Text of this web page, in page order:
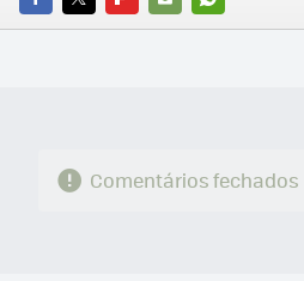
FACEBOOK
TWITTERFLIPBOARD
E-
WHATSAPP
Comentários fechados